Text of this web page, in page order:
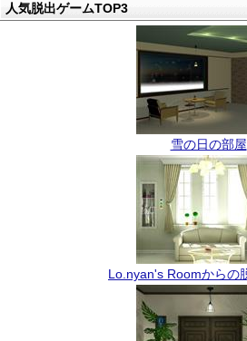
人気脱出ゲームTOP3
雪の日の部屋
Lo.nyan's Roomからの